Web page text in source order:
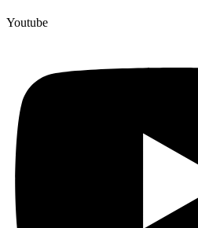
Youtube